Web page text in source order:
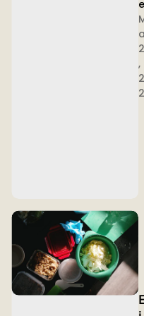
e
,